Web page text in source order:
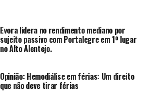
Évora lidera no rendimento mediano por
sujeito passivo com Portalegre em 1º lugar
no Alto Alentejo.
Opinião: Hemodiálise em férias: Um direito
que não deve tirar férias